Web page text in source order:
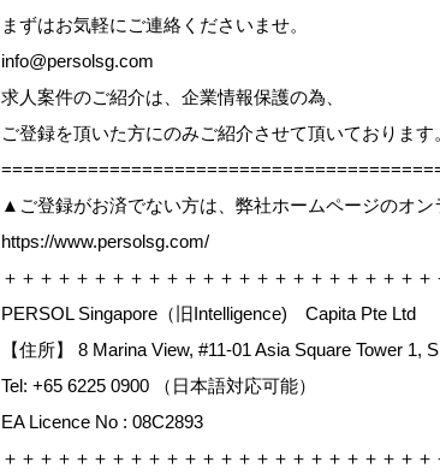
まずはお気軽にご連絡くださいませ。
info@persolsg.com
求人案件のご紹介は、企業情報保護の為、
ご登録を頂いた方にのみご紹介させて頂いております
▲ご登録がお済でない方は、弊社ホームページのオン
https://www.persolsg.com/
＋＋＋＋＋＋＋＋＋＋＋＋＋＋＋＋＋＋＋＋＋＋＋＋
PERSOL Singapore（旧Intelligence) Capita Pte Ltd
【住所】 8 Marina View, #11-01 Asia Square Tower 1,
Tel: +65 6225 0900 （日本語対応可能）
EA Licence No : 08C2893
＋＋＋＋＋＋＋＋＋＋＋＋＋＋＋＋＋＋＋＋＋＋＋＋